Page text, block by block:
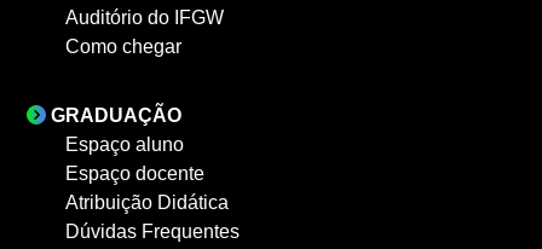
Auditório do IFGW
Como chegar
GRADUAÇÃO
Espaço aluno
Espaço docente
Atribuição Didática
Dúvidas Frequentes